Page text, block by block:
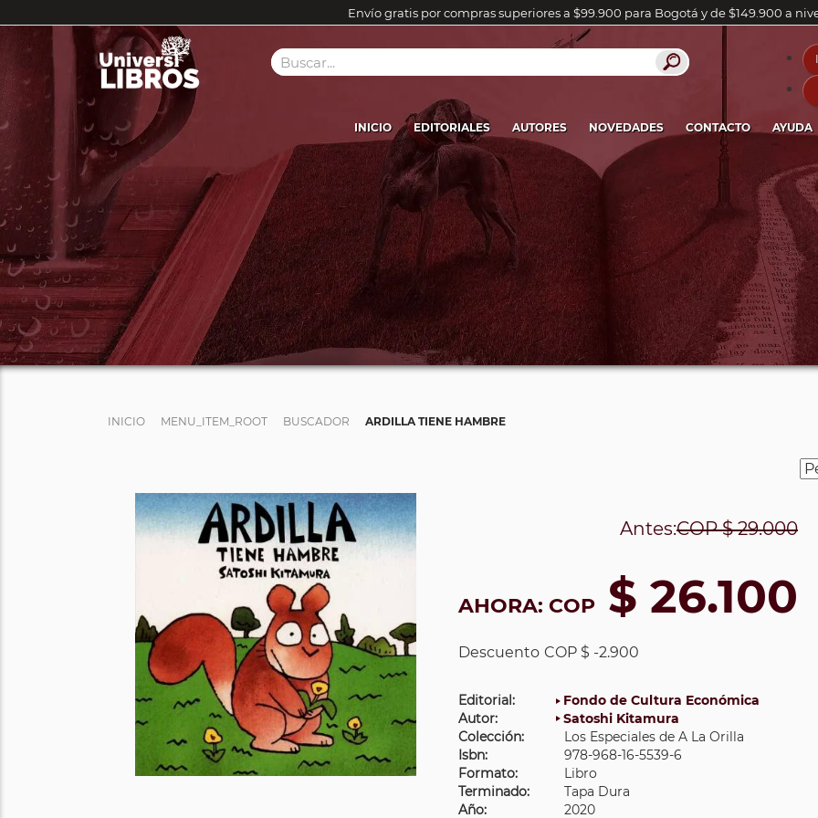
Envío gratis por compras superiores a $99.900 para Bogotá y de $149.900 a
INICIO EDITORIALES AUTORES NOVEDADES CONTACTO AYUDA
INICIO MENU_ITEM_ROOT BUSCADOR ARDILLA TIENE HAMBRE
Antes:COP$ 29.000
AHORA: COP $ 26.100
Descuento COP $ -2.900
Editorial:
Fondo de Cultura Económica
Autor:
Satoshi Kitamura
Colección:
Los Especiales de A La Orilla
Isbn:
978-968-16-5539-6
Formato:
Libro
Terminado:
Tapa Dura
Año:
2020